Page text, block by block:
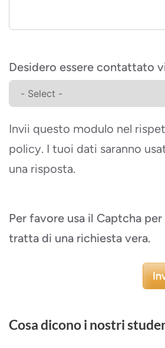
Desidero essere contattato
Invii questo modulo nel
policy. I tuoi dati saranno
una risposta.
Per favore usa il Captcha
tratta di una richiesta vera.
Cosa dicono i nostri